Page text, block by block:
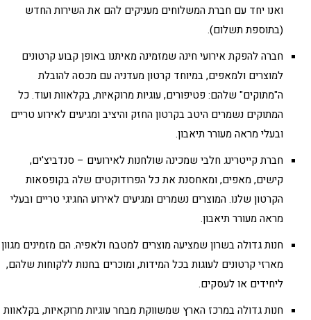
ואנו יחד עם חברת המשלוחים מעניקים להם את השירות החדש
(בתוספת תשלום).
חברה להפקת אירועי חינה שמזמינה מאיתנו באופן קבוע קרטונים
למוצרים ולמאפים, במיוחד קרטון מעדניה עם מכסה להובלת
ה"מתוקים" שלהם: פטיפורים, עוגיות מרוקאיות, בקלאוות ועוד. כל
המתוקים נשמרים היטב בקרטון החזק והיציב ומגיעים לאירוע טריים
ובעלי מראה מעורר תיאבון.
חברת קייטרינג חלבי שמכינה שולחנות לאירועים – סנדביצ'ים,
קישים, מאפים, ומאחסנת את כל הפרודוקטים שלה בקופסאות
הקרטון שלנו. המוצרים נשמרים ומגיעים לאירוע החגיגי טריים ובעלי
מראה מעורר תיאבון.
חנות גדולה בשרון שמציעה מוצרים למטבח ולאפיה. הם מזמינים מגוון
מארזי קרטונים לעוגות בכל המידות, ומוכרים בחנות ללקוחות שלהם,
ליחידים או לעסקים.
חנות גדולה במרכז הארץ שמשווקת מבחר עוגיות מרוקאיות, בקלאוות